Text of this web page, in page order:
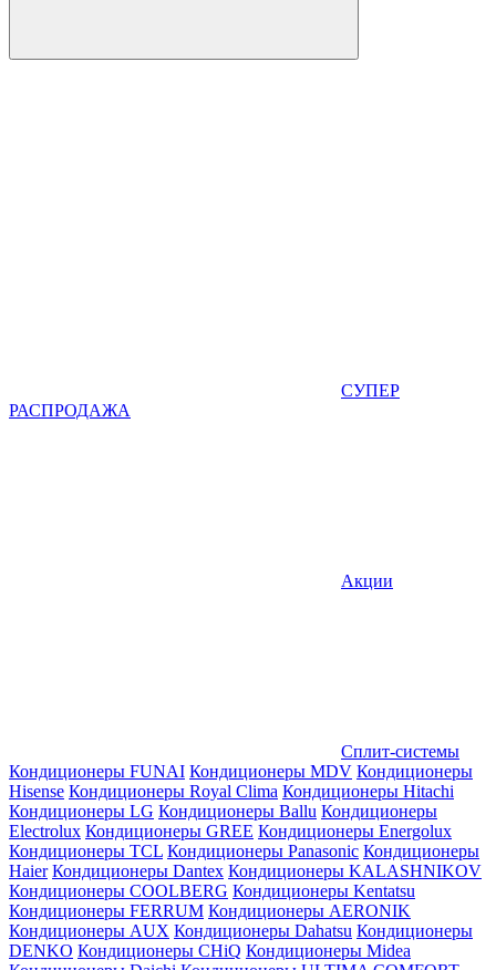
СУПЕР
РАСПРОДАЖА
Акции
Сплит-системы
Кондиционеры FUNAI Кондиционеры MDV Кондиционеры
Hisense Кондиционеры Royal Clima Кондиционеры Hitachi
Кондиционеры LG Кондиционеры Ballu Кондиционеры
Electrolux Кондиционеры GREE Кондиционеры Energolux
Кондиционеры TCL Кондиционеры Panasonic Кондиционеры
Haier Кондиционеры Dantex Кондиционеры KALASHNIKOV
Кондиционеры СOOLBERG Кондиционеры Kentatsu
Кондиционеры FERRUM Кондиционеры AERONIK
Кондиционеры AUX Кондиционеры Dahatsu Кондиционеры
DENKO Кондиционеры CHiQ Кондиционеры Midea